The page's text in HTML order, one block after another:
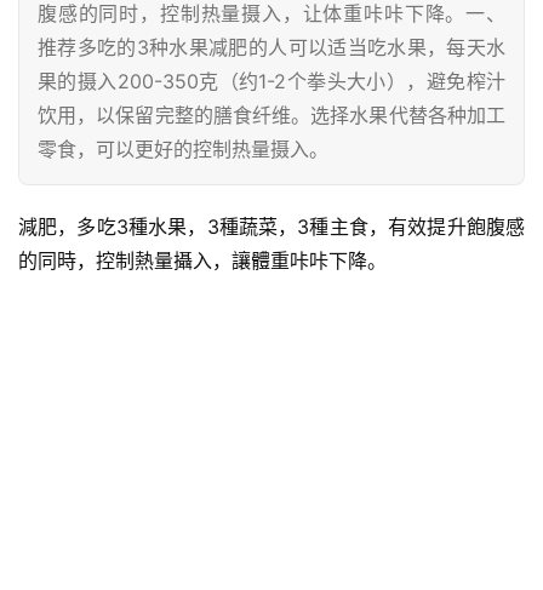
腹感的同时，控制热量摄入，让体重咔咔下降。一、
推荐多吃的3种水果减肥的人可以适当吃水果，每天水
果的摄入200-350克（约1-2个拳头大小），避免榨汁
饮用，以保留完整的膳食纤维。选择水果代替各种加工
零食，可以更好的控制热量摄入。
減肥，多吃3種水果，3種蔬菜，3種主食，有效提升飽腹感
的同時，控制熱量攝入，讓體重咔咔下降。